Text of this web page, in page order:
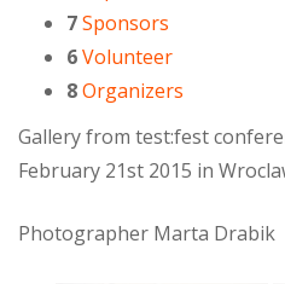
7Sponsors
6Volunteer
8Organizers
Gallery from test:fest
February 21st 2015 in
Photographer Marta Drabik